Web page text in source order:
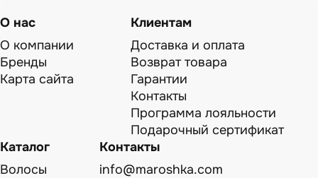
О нас
О компании
Бренды
Карта сайта
Клиентам
Доставка и оплата
Возврат товара
Гарантии
Контакты
Программа лояльности
Подарочный сертификат
Каталог
Волосы
Контакты
info@maroshka.com